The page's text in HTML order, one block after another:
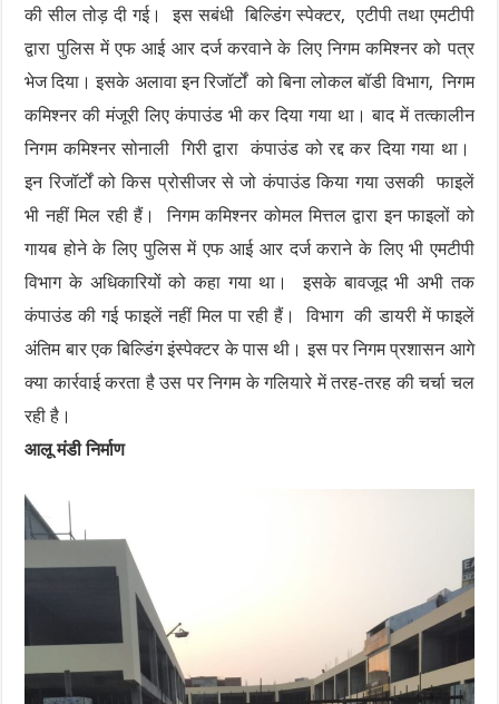
की सील तोड़ दी गई। इस सबंधी बिल्डिंग स्पेक्टर, एटीपी तथा एमटीपी
द्वारा पुलिस में एफ आई आर दर्ज करवाने के लिए निगम कमिश्नर को पत्र
भेज दिया। इसके अलावा इन रिजॉर्टों को बिना लोकल बॉडी विभाग, निगम
कमिश्नर की मंजूरी लिए कंपाउंड भी कर दिया गया था। बाद में तत्कालीन
निगम कमिश्नर सोनाली गिरी द्वारा कंपाउंड को रद्द कर दिया गया था।
इन रिजॉर्टों को किस प्रोसीजर से जो कंपाउंड किया गया उसकी फाइलें
भी नहीं मिल रही हैं। निगम कमिश्नर कोमल मित्तल द्वारा इन फाइलों को
गायब होने के लिए पुलिस में एफ आई आर दर्ज कराने के लिए भी एमटीपी
विभाग के अधिकारियों को कहा गया था। इसके बावजूद भी अभी तक
कंपाउंड की गई फाइलें नहीं मिल पा रही हैं। विभाग की डायरी में फाइलें
अंतिम बार एक बिल्डिंग इंस्पेक्टर के पास थी। इस पर निगम प्रशासन आगे
क्या कार्रवाई करता है उस पर निगम के गलियारे में तरह-तरह की चर्चा चल
रही है।
आलू मंडी निर्माण